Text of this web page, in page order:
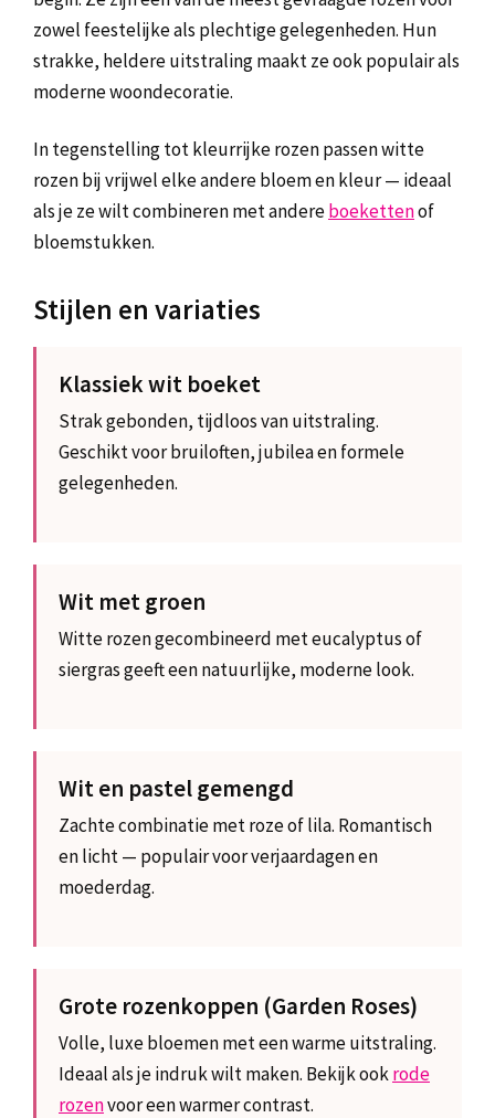
zowel feestelijke als plechtige gelegenheden. Hun
strakke, heldere uitstraling maakt ze ook populair als
moderne woondecoratie.
In tegenstelling tot kleurrijke rozen passen witte
rozen bij vrijwel elke andere bloem en kleur — ideaal
als je ze wilt combineren met andereboekettenof
bloemstukken.
Stijlen en variaties
Klassiek wit boeket
Strak gebonden, tijdloos van uitstraling.
Geschikt voor bruiloften, jubilea en formele
gelegenheden.
Wit met groen
Witte rozen gecombineerd met eucalyptus of
siergras geeft een natuurlijke, moderne look.
Wit en pastel gemengd
Zachte combinatie met roze of lila. Romantisch
en licht — populair voor verjaardagen en
moederdag.
Grote rozenkoppen (Garden Roses)
Volle, luxe bloemen met een warme uitstraling.
Ideaal als je indruk wilt maken. Bekijk ookrode
rozenvoor een warmer contrast.